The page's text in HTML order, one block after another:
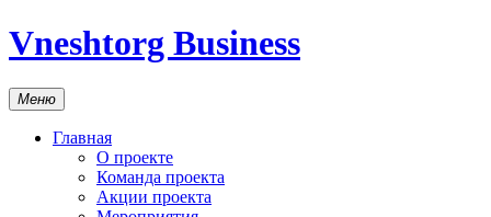
Vneshtorg Business
Меню
Главная
О проекте
Команда проекта
Акции проекта